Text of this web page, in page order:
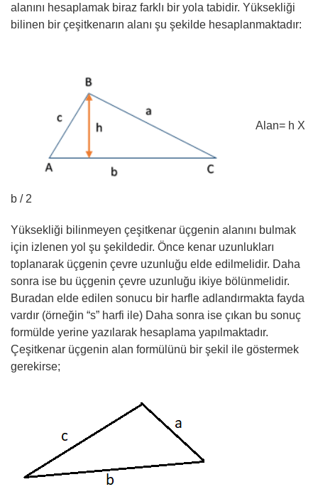
alanını hesaplamak biraz farklı bir yola tabidir. Yüksekliği
bilinen bir çeşitkenarın alanı şu şekilde hesaplanmaktadır:
Alan= h X
b / 2
Yüksekliği bilinmeyen çeşitkenar üçgenin alanını bulmak
için izlenen yol şu şekildedir. Önce kenar uzunlukları
toplanarak üçgenin çevre uzunluğu elde edilmelidir. Daha
sonra ise bu üçgenin çevre uzunluğu ikiye bölünmelidir.
Buradan elde edilen sonucu bir harfle adlandırmakta fayda
vardır (örneğin “s” harfi ile) Daha sonra ise çıkan bu sonuç
formülde yerine yazılarak hesaplama yapılmaktadır.
Çeşitkenar üçgenin alan formülünü bir şekil ile göstermek
gerekirse;